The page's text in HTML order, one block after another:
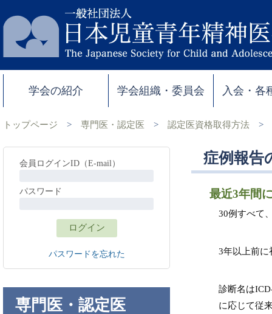
学会の紹介 学会組織・委員会 入会・各
トップページ > 専門医・認定医 > 認定医資格取得方法 >
症例報告
最近3年間
30例すべて
3年以上前に
診断名は
に応じて従
会員ログインID（E-mail）
パスワード
パスワードを忘れた
専門医・認定医